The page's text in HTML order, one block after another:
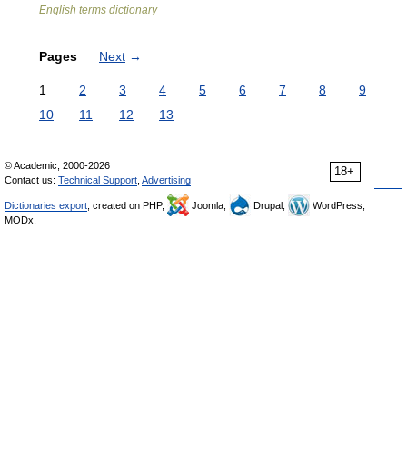
English terms dictionary
Pages Next →
1 2 3 4 5 6 7 8
9
10
11 12 13
18+
© Academic, 2000-2026
Contact us: Technical Support Advertising
Dictionaries export , created on PHP, Joomla, Drupal,
WordPress,
MODx.